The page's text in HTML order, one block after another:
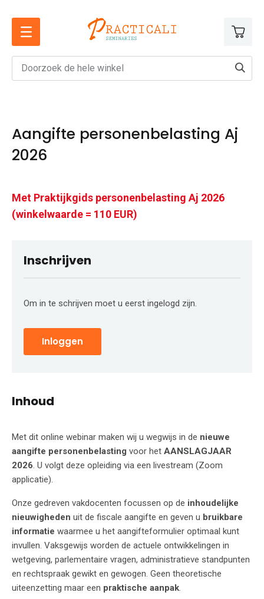
Ga
naar
inhoud
Aangifte personenbelasting Aj
2026
Met Praktijkgids personenbelasting Aj 2026
(winkelwaarde = 110 EUR)
Inschrijven
Om in te schrijven moet u eerst ingelogd zijn.
Inloggen
Inhoud
Met dit online webinar maken wij u wegwijs in de nieuwe
aangifte personenbelasting voor het AANSLAGJAAR
2026. U volgt deze opleiding via een livestream (Zoom
applicatie).
Onze gedreven vakdocenten focussen op de inhoudelijke
nieuwigheden uit de fiscale aangifte en geven u bruikbare
informatie waarmee u het aangifteformulier optimaal kunt
invullen. Vaksgewijs worden de actuele ontwikkelingen in
wetgeving, parlementaire vragen, administratieve standpunten
en rechtspraak gewikt en gewogen. Geen theoretische
uiteenzetting maar een praktische aanpak.